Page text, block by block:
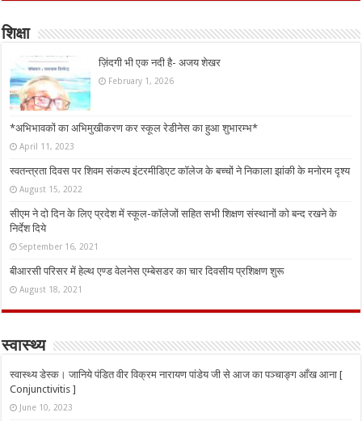
शिक्षा
ज़िंदगी भी एक नदी है- अजय शेखर
February 1, 2026
*अभिभावकों का अभिमुखीकरण कर स्कूल रेडीनेस का हुआ शुभारम्भ*
April 11, 2023
स्वतन्त्रता दिवस पर शिवम संकल्प इंटरमीडिएट कॉलेज के बच्चों ने निकाला झांकी के मनोरम दृश्य
August 15, 2022
सीएम ने दो दिन के लिए प्रदेश में स्कूल-कॉलेजों सहित सभी शिक्षण संस्थानों को बन्द रखने के
निर्देश दिये
September 16, 2021
बीआरसी परिसर में हेल्थ एण्ड वेलनेस एम्बेसडर का चार दिवसीय प्रशिक्षण शुरू
August 18, 2021
स्वास्थ्य
स्वास्थ्य डेस्क। जानिये पंडित वीर विक्रम नारायण पांडेय जी से आज का पञ्चाङ्ग आँख आना [
Conjunctivitis ]
June 10, 2023